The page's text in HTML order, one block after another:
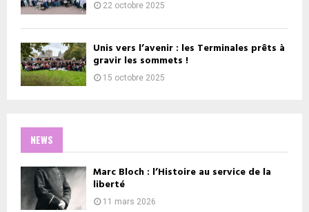
22 octobre 2025
Unis vers l’avenir : les Terminales prêts à
gravir les sommets !
15 octobre 2025
NEWS
Marc Bloch : l’Histoire au service de la
liberté
11 mars 2026